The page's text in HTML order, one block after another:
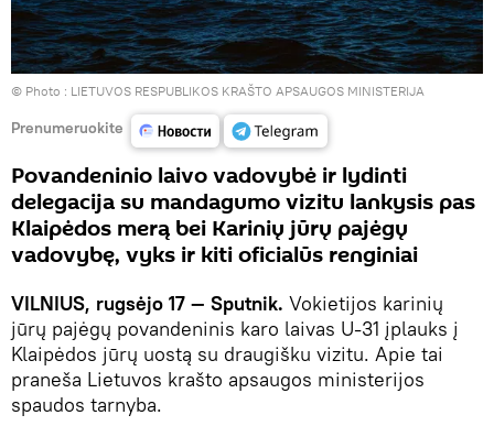
© Photo : LIETUVOS RESPUBLIKOS KRAŠTO APSAUGOS MINISTERIJA
Prenumeruokite
Povandeninio laivo vadovybė ir lydinti
delegacija su mandagumo vizitu lankysis pas
Klaipėdos merą bei Karinių jūrų pajėgų
vadovybę, vyks ir kiti oficialūs renginiai
VILNIUS, rugsėjo 17 — Sputnik. Vokietijos karinių
jūrų pajėgų povandeninis karo laivas U-31 įplauks į
Klaipėdos jūrų uostą su draugišku vizitu. Apie tai
praneša Lietuvos krašto apsaugos ministerijos
spaudos tarnyba.